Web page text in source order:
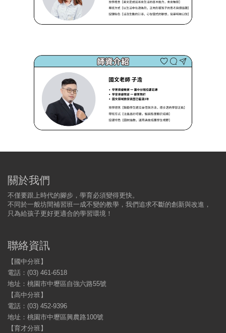
關於我們
不僅要跟上時代的腳步，學育必須變得更快。
不同於一般坊間補習班一成不變的教學，我們追求不斷的創新與改進，
只為給孩子更好更適合的學習環境！
聯絡資訊
【國中分班】
電話：(03) 461-6518
地址：桃園市中壢區自強六路55號
【高中分班】
電話：(03) 452-9396
地址：桃園市中壢區興農路100號
【育才分班】